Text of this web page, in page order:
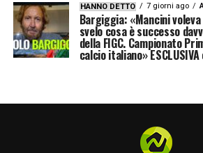
HANNO DETTO 7 giorni ago
Bargiggia: «Mancini
svelo cosa è successo
della FIGC. Campionato
calcio italiano» ESCLUSIVA